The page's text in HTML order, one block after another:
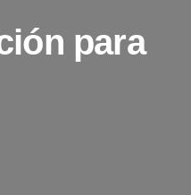
para